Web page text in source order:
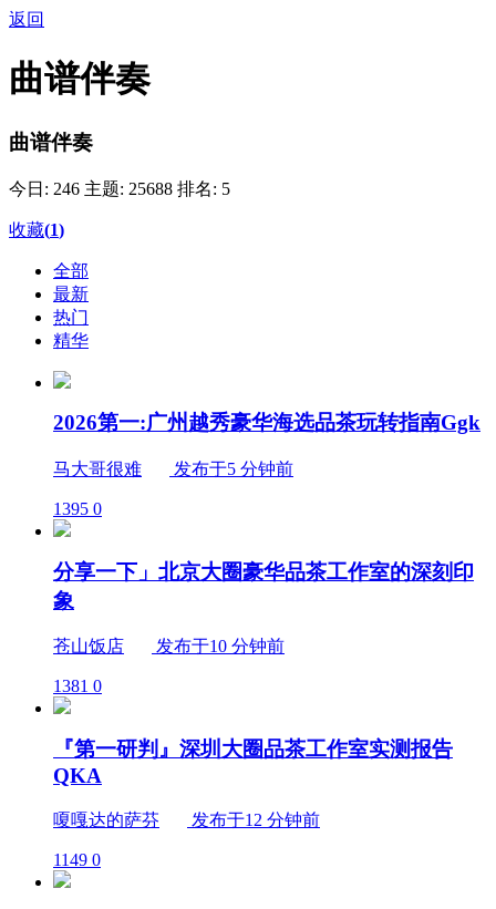
返回
曲谱伴奏
曲谱伴奏
今日: 246 主题: 25688 排名: 5
收藏(1)
全部
最新
热门
精华
2026第一:广州越秀豪华海选品茶玩转指南Ggk
马大哥很难 发布于5 分钟前
1395 0
分享一下」北京大圈豪华品茶工作室的深刻印
象
苍山饭店 发布于10 分钟前
1381 0
『第一研判』深圳大圈品茶工作室实测报告
QKA
嗄嘎达的萨芬 发布于12 分钟前
1149 0